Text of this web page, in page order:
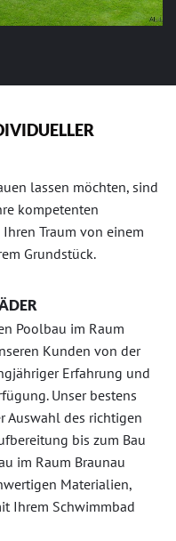
lassen möchten, sind
kompetenten
Traum von einem
Grundstück.
Poolbau im Raum
Kunden von der
Erfahrung und
Unser bestens
Auswahl des richtigen
bis zum Bau
im Raum Braunau
Materialien,
Ihrem Schwimmbad